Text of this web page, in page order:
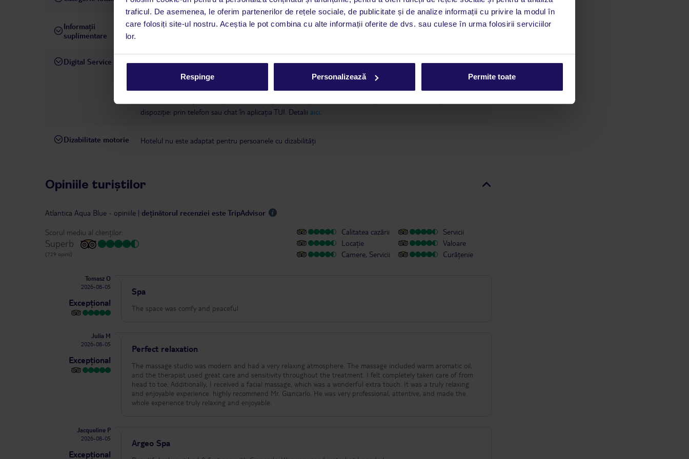
traficul. De asemenea, le oferim partenerilor de rețele sociale, de publicitate și de analize informații cu privire la modul în
care folosiți site-ul nostru. Aceștia le pot combina cu alte informații oferite de dvs. sau culese în urma folosirii serviciilor
lor.
Respinge Personalizează Permite toate
Informații
suplimentare
ultima renovare completă în 2021
Digital Service
La hotelul rezervat, asistența este asigurată exclusiv de TUI Service Center. Un consultant vorbitor de limbă
română este disponibil de luni până duminică, între orele 9:00 și 17:00, ora locală a României. În afara acestui
dispoziție: prin telefon sau chat în aplicația TUI. Detalii aici
Dizabilitate motorie Hotelul nu este adaptat pentru persoanele cu dizabilități
Opiniile turiștilor
Atlantica Aqua Blue - opiniile | deținătorul recenziei este TripAdvisor
Scorul mediu al clienților:
Superb
(729 opinii)
Calitatea cazării
Locație
Camere, Servicii
Servicii
Valoare
Curățenie
Tomasz O
2026-08-05
Excepțional
Spa
The space was comfy and peaceful
Julia M
2026-08-05
Excepțional
Perfect relaxation
The massage studio was modern and had a very relaxing atmosphere. The massage included warm aromatic oil,
and the therapist used great care and sensitivity throughout the treatment. I felt completely taken care of from
head to toe. Additionally, I received a facial massage, which was a wonderful extra touch. It was a truly relaxing
and enjoyable experience. highly recommend Mr. Giancarlo. He was very professional, attentive, and made the
whole experience truly relaxing and enjoyable.
Jacqueline P
2026-08-05
Excepțional
Argeo Spa